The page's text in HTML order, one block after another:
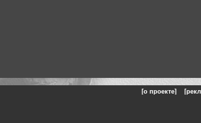
[о проекте]